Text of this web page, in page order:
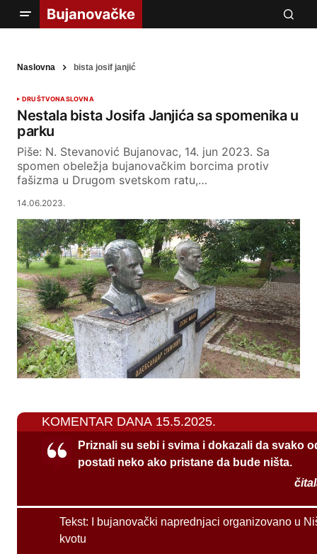
Naslovna bista josif janjić
DRUŠTVONASLOVNA
Nestala bista Josifa Janjića sa spomenika u
parku
Piše: N. Stevanović Bujanovac, 14. jun 2023. Sa
spomen obeležja bujanovačkim borcima protiv
fašizma u Drugom svetskom ratu,…
14.06.2023.
KOMENTAR DANA 15.5.2025.
Priznali su sebi i svima i dokazali da svako
postati neko ako pristane da bude ništa.
Tekst:
I bujanovački naprednjaci organizovano u
kvotu